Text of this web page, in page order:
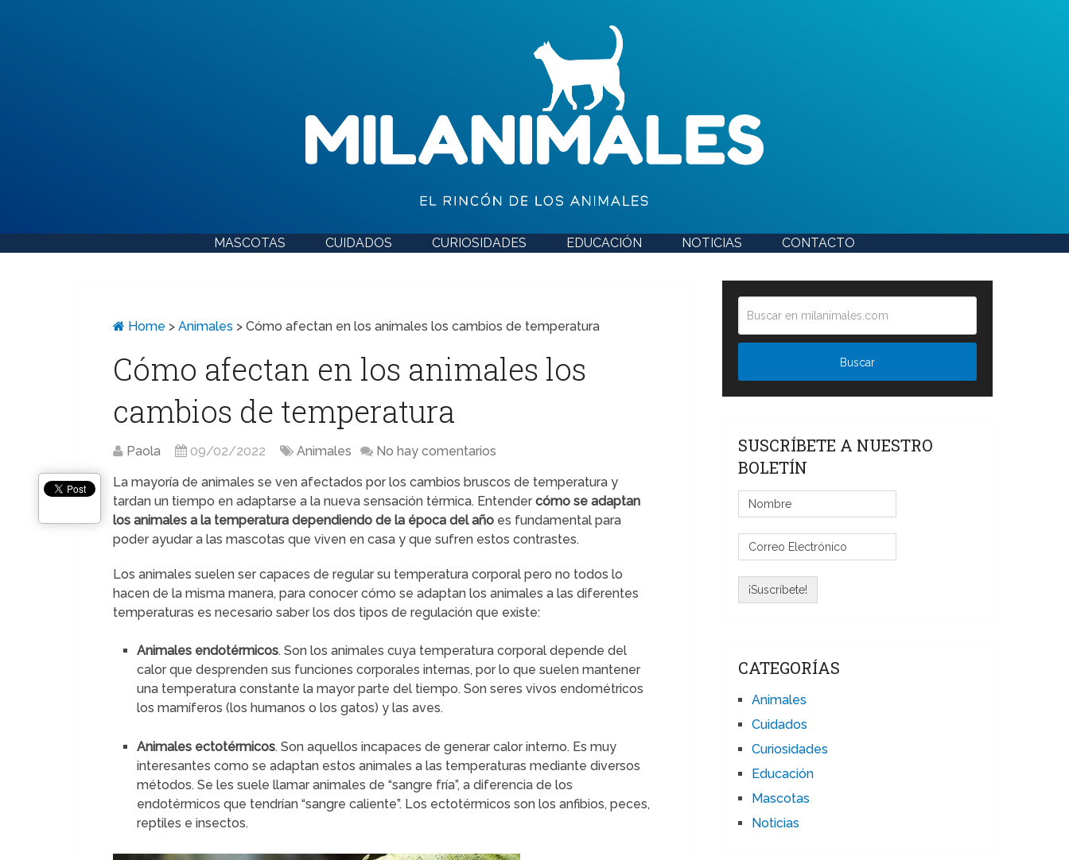
MASCOTAS CUIDADOS CURIOSIDADES EDUCACIÓN NOTICIAS CONTACTO
Home >Animales >Cómo afectan en los animales los cambios de temperatura
Cómo afectan en los animales los
cambios de temperatura
Paola 09/02/2022 Animales No hay comentarios
La mayoría de animales se ven afectados por los cambios bruscos de temperatura y
tardan un tiempo en adaptarse a la nueva sensación térmica. Entendercómo se adaptan
los animales a la temperatura dependiendo de la época del año es fundamental para
poder ayudar a las mascotas que viven en casa y que sufren estos contrastes.
Los animales suelen ser capaces de regular su temperatura corporal pero no todos lo
hacen de la misma manera, para conocer cómo se adaptan los animales a las diferentes
temperaturas es necesario saber los dos tipos de regulación que existe:
Animales endotérmicos. Son los animales cuya temperatura corporal depende del
calor que desprenden sus funciones corporales internas, por lo que suelen mantener
una temperatura constante la mayor parte del tiempo. Son seres vivos endométricos
los mamíferos (los humanos o los gatos) y las aves.
Animales ectotérmicos. Son aquellos incapaces de generar calor interno. Es muy
interesantes como se adaptan estos animales a las temperaturas mediante diversos
métodos. Se les suele llamar animales de “sangre fría”, a diferencia de los
endotérmicos que tendrían “sangre caliente”. Los ectotérmicos son los anfibios, peces,
reptiles e insectos.
SUSCRÍBETE A NUESTRO
BOLETÍN
CATEGORÍAS
Animales
Cuidados
Curiosidades
Educación
Mascotas
Noticias